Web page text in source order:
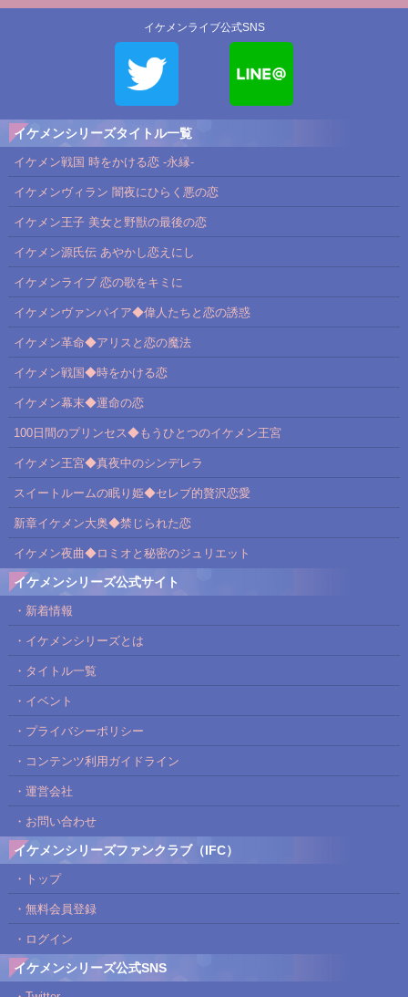
イケメンライブ公式SNS
イケメンシリーズタイトル一覧
イケメン戦国 時をかける恋 -永縁-
イケメンヴィラン 闇夜にひらく悪の恋
イケメン王子 美女と野獣の最後の恋
イケメン源氏伝 あやかし恋えにし
イケメンライブ 恋の歌をキミに
イケメンヴァンパイア◆偉人たちと恋の誘惑
イケメン革命◆アリスと恋の魔法
イケメン戦国◆時をかける恋
イケメン幕末◆運命の恋
100日間のプリンセス◆もうひとつのイケメン王宮
イケメン王宮◆真夜中のシンデレラ
スイートルームの眠り姫◆セレブ的贅沢恋愛
新章イケメン大奥◆禁じられた恋
イケメン夜曲◆ロミオと秘密のジュリエット
イケメンシリーズ公式サイト
・新着情報
・イケメンシリーズとは
・タイトル一覧
・イベント
・プライバシーポリシー
・コンテンツ利用ガイドライン
・運営会社
・お問い合わせ
イケメンシリーズファンクラブ（IFC）
・トップ
・無料会員登録
・ログイン
イケメンシリーズ公式SNS